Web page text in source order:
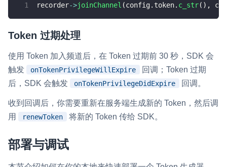
recorder->joinChannel (config. token. c_str( ) ,
Token 过期处理
使用 Token 加入频道后，在 Token 过期前 30 秒，SDK 会
触发
onTokenPrivilegeWillExpire
回调；Token 过期
后，SDK 会触发
onTokenPrivilegeDidExpire 回调。
收到回调后，你需要重新在服务端生成新的 Token，然后调
用
renewToken 将新的 Token 传给 SDK。
部署与调试